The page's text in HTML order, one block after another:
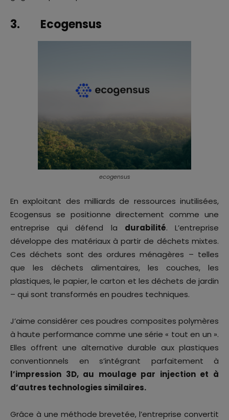
3. Ecogensus
ecogensus
En exploitant des milliards de ressources inutilisées,
Ecogensus se positionne directement comme une
entreprise qui défend la durabilité. L’entreprise
développe des matériaux à partir de déchets mixtes.
Ces déchets sont des ordures ménagères – telles
que les déchets alimentaires, les couches, les
plastiques, le papier, le carton et les déchets de jardin
– qui sont transformés en poudres techniques.
J’aime considérer ces poudres composites polymères
à haute performance comme une série « tout en un ».
Elles offrent une alternative durable aux plastiques
conventionnels en s’intégrant parfaitement à
l’impression 3D, au moulage par injection et à
d’autres technologies similaires.
Grâce à une méthode brevetée, l’entreprise convertit